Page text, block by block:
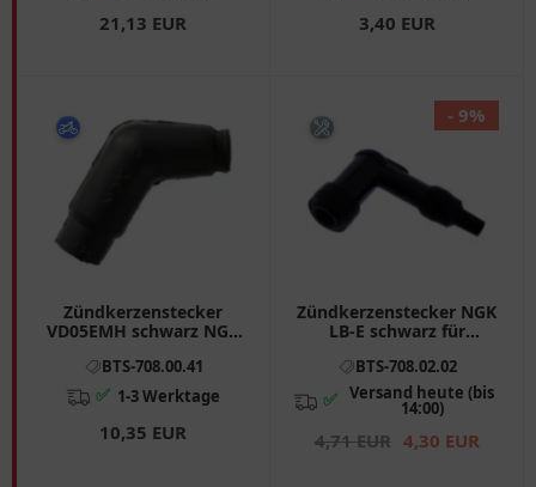
21,13 EUR 3,40 EUR
Zündkerzenstecker
VD05EMH schwarz NGK
Quad
BTS-708.00.41
✅ 1-3 Werktage
10,35 EUR
Zündkerzenstecker NGK
LB-E schwarz für
BTS-708.02.02
✅ Versand heute (bis
14:00)
4,71 EUR 4,30 EUR
- 9%